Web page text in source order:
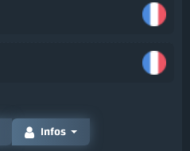
Infos